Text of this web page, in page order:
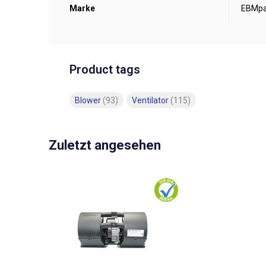
Marke
Product tags
Blower (93) Ventilator (115)
Zuletzt angesehen